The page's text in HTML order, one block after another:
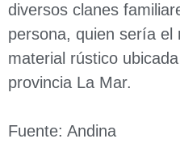
diversos clanes
persona, quien sería el
material rústico
provincia La Mar.
Fuente: Andina